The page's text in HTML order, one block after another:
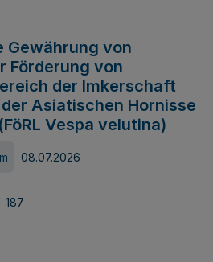
Gewährung von
Förderung von
der Imkerschaft
Asiatischen Hornisse
Vespa velutina)
08.07.2026
187